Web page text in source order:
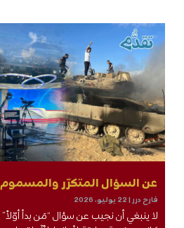
عن السؤال المتكرّر والمسموم:
فارح درر 22 يوليو، 2026
لا ينبغي أن نجيب عن سؤال “مَن بدأ